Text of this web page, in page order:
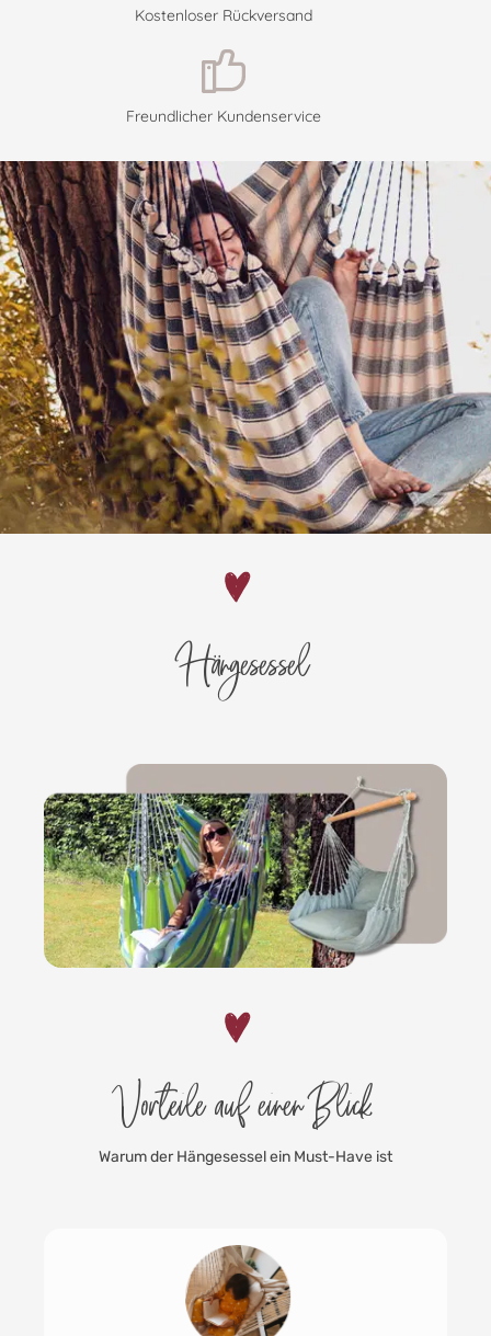
Kostenloser Rückversand
Freundlicher Kundenservice
Hängesessel
Vorteile auf einen Blick
Warum der Hängesessel ein Must-Have ist